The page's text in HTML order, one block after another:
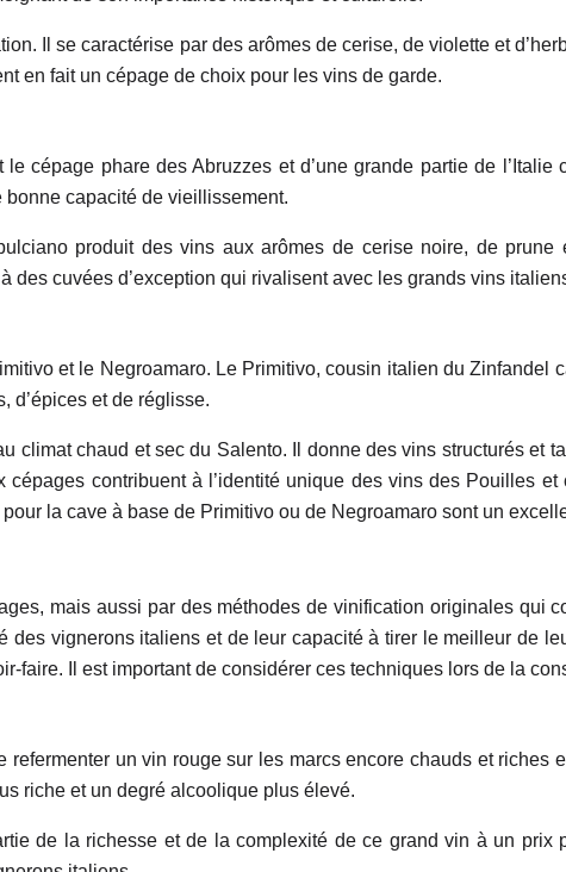
Il se caractérise par des arômes de cerise, de violette et
en fait un cépage de choix pour les vins de garde.
cépage phare des Abruzzes et d’une grande partie de
capacité de vieillissement.
produit des vins aux arômes de cerise noire, de prune
cuvées d’exception qui rivalisent avec les grands vins
et le Negroamaro. Le Primitivo, cousin italien du Zinfandel
d’épices et de réglisse.
climat chaud et sec du Salento. Il donne des vins structurés et
cépages contribuent à l’identité unique des vins des Pouilles
la cave à base de Primitivo ou de Negroamaro sont un
mais aussi par des méthodes de vinification originales qui
vignerons italiens et de leur capacité à tirer le meilleur de
Il est important de considérer ces techniques lors de la
un vin rouge sur les marcs encore chauds et riches
riche et un degré alcoolique plus élevé.
de la richesse et de la complexité de ce grand vin à un prix